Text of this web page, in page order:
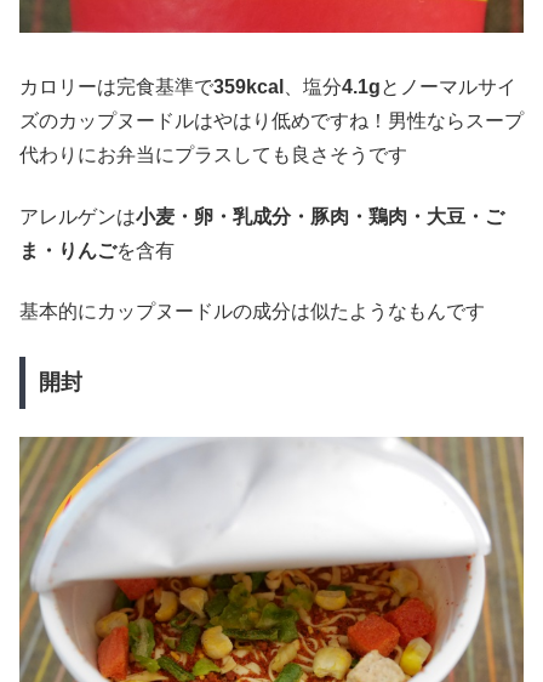
カロリーは完食基準で359kcal 、塩分4.1gとノーマルサイ
ズのカップヌードルはやはり低めですね！男性ならスープ
代わりにお弁当にプラスしても良さそうです
アレルゲンは小麦・卵・乳成分・豚肉・鶏肉・大豆・ご
ま・りんごを含有
基本的にカップヌードルの成分は似たようなもんです
開封